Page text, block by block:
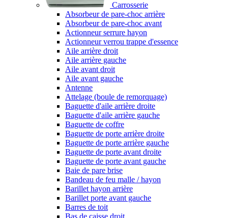
Carrosserie
Absorbeur de pare-choc arrière
Absorbeur de pare-choc avant
Actionneur serrure hayon
Actionneur verrou trappe d'essence
Aile arrière droit
Aile arrière gauche
Aile avant droit
Aile avant gauche
Antenne
Attelage (boule de remorquage)
Baguette d'aile arrière droite
Baguette d'aile arrière gauche
Baguette de coffre
Baguette de porte arrière droite
Baguette de porte arrière gauche
Baguette de porte avant droite
Baguette de porte avant gauche
Baie de pare brise
Bandeau de feu malle / hayon
Barillet hayon arrière
Barillet porte avant gauche
Barres de toit
Bas de caisse droit